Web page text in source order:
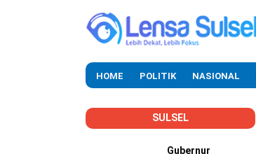
HOME POLITIK NASIONAL
SULSEL
Gubernur